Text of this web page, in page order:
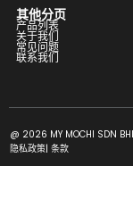
其他分页
产品列表
关于我们
常见问题
联系我们
@ 2026 MY MOCHI SDN
隐私政策| 条款